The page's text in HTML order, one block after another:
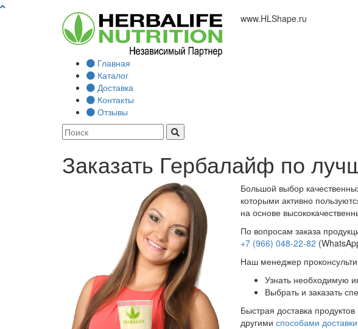
www.HLShape.ru
Главная
Каталог
Доставка
Контакты
Отзывы
Заказать Гербалайф по
Большой выбор
которыми активно
на основе
По вопросам заказа
+7 (966) 048-22-82
Наш менеджер
Узнать необходимую
Выбрать и заказать
Быстрая доставка
другими способами доставки